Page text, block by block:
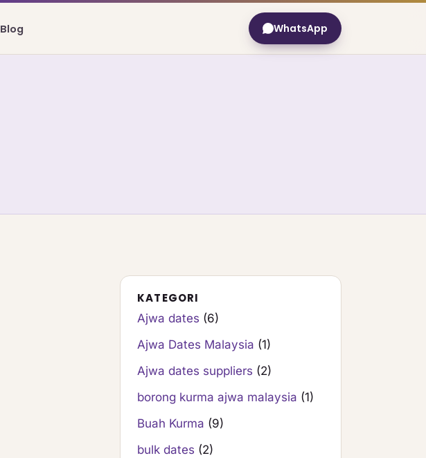
Blog WhatsApp
KATEGORI
Ajwa dates (6)
Ajwa Dates Malaysia (1)
Ajwa dates suppliers (2)
borong kurma ajwa malaysia (1)
Buah Kurma (9)
bulk dates (2)